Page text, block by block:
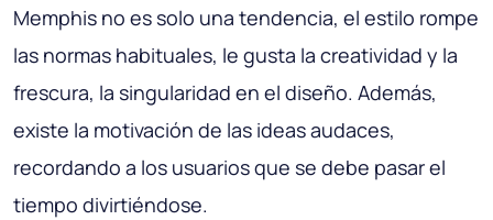
Memphis no es solo una tendencia, el estilo rompe
las normas habituales, le gusta la creatividad y la
frescura, la singularidad en el diseño. Además,
existe la motivación de las ideas audaces,
recordando a los usuarios que se debe pasar el
tiempo divirtiéndose.